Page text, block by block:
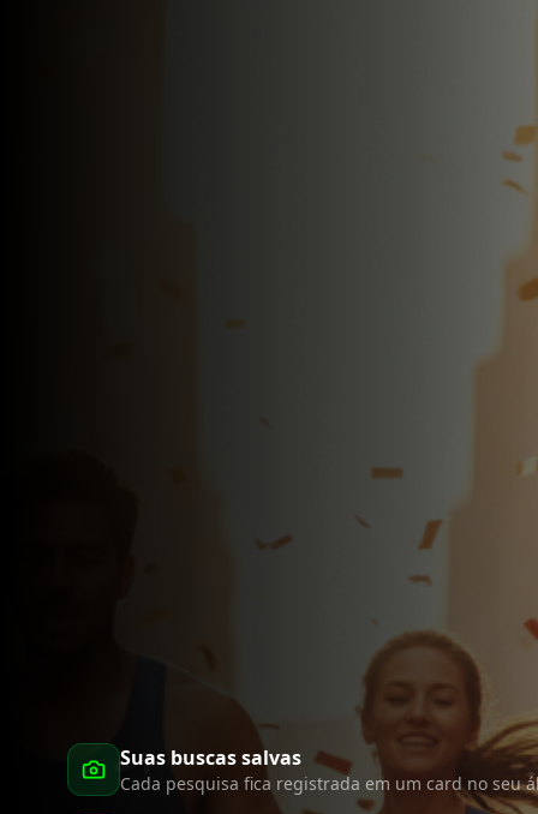
Suas buscas salvas
Cada pesquisa fica registrada em um card no seu